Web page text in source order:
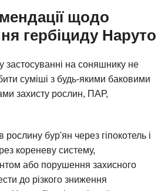
щодо
гербіциду Наруто
застосуванні на соняшнику не
суміші з будь-якими баковими
захисту рослин, ПАР,
рослину бур'ян через гіпокотель і
кореневу систему,
або порушення захисного
до різкого зниження